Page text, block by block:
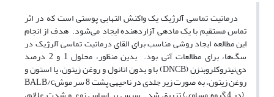
درماتیت تماسی آلرژیک یک واکنش التهابی پوستی است که در اثر
تماس مستقیم با یک ماده­ی آزار‌دهنده ایجاد می‌شود. هدف از انجام
این مطالعه ایجاد روشی مناسب برای القای درماتیت تماسی آلرژیک در
سگ‌ها، برای مطالعات آتی بود. بدین منظور، محلول 1 و 2 درصد
دی‌نیتروکلروبنزن (DNCB) با و بدون اتانول و روغن زیتون، یا استون و
روغن زیتون، به صورت زیر جلدی در ناحیه­ی پشت 8 سر موشBALB/c